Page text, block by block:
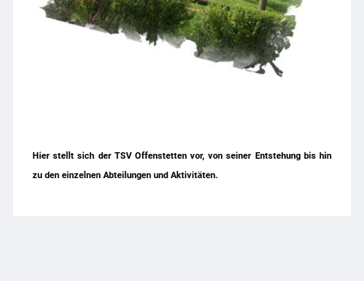
Hier stellt sich der TSV Offenstetten vor, von seiner Entstehung bis hin
zu den einzelnen Abteilungen und Aktivitäten.